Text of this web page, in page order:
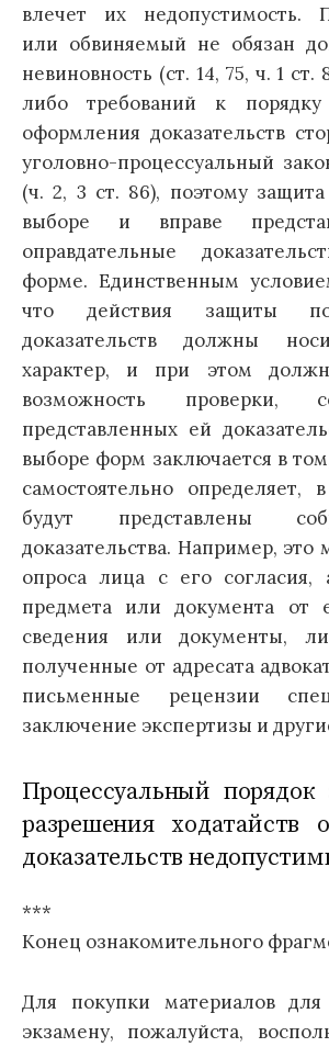
влечет их недопустимость.
или обвиняемый не обязан
невиновность (ст. 14, 75, ч. 1
либо требований к
оформления доказательств
уголовно-процессуальный
(ч. 2, 3 ст. 86), поэтому
выборе и вправе
оправдательные
форме. Единственным
что действия защиты
доказательств должны
характер, и при этом
возможность проверки,
представленных ей
выборе форм заключается в
самостоятельно определяет,
будут представлены
доказательства. Например, это
опроса лица с его согласия,
предмета или документа от
сведения или документы,
полученные от адресата
письменные рецензии
заключение экспертизы и
Процессуальный порядок
разрешения ходатайств
доказательств
***
Конец ознакомительного
Для покупки материалов
экзамену, пожалуйста,